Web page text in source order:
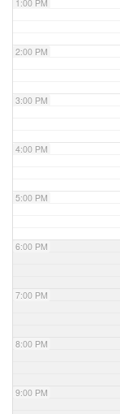
1:00 PM
2:00 PM
3:00 PM
4:00 PM
5:00 PM
6:00 PM
7:00 PM
8:00 PM
9:00 PM